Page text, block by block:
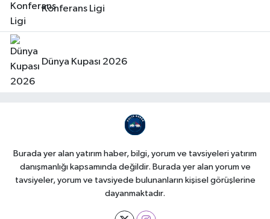
Konferans Ligi
Dünya Kupası 2026
Burada yer alan yatırım haber, bilgi, yorum ve tavsiyeleri yatırım
danışmanlığı kapsamında değildir. Burada yer alan yorum ve
tavsiyeler, yorum ve tavsiyede bulunanların kişisel görüşlerine
dayanmaktadır.